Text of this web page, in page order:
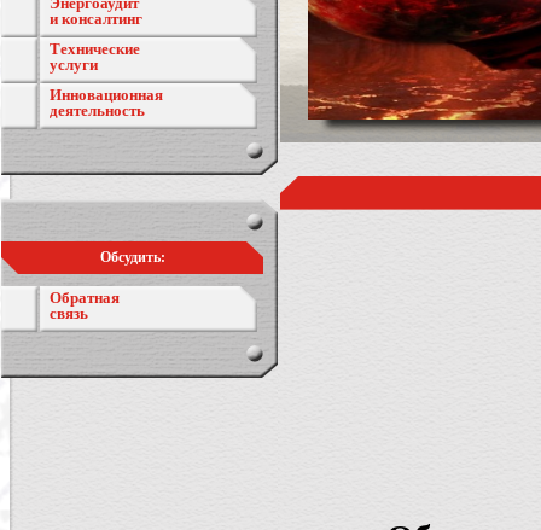
и консалтинг
Технические
услуги
Инновационная
деятельность
Обсудить:
Обратная
связь